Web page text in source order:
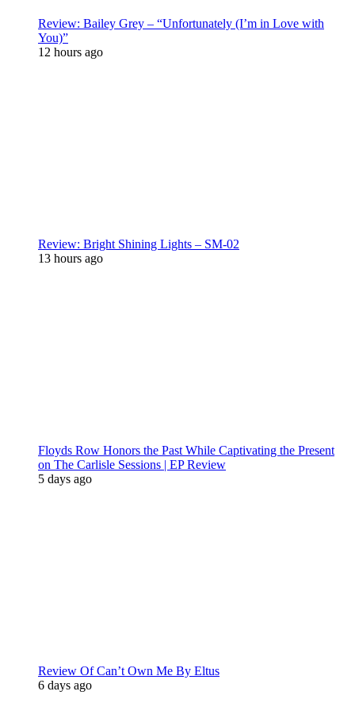
Review: Bailey Grey – “Unfortunately (I’m in Love with
You)”
12 hours ago
Review: Bright Shining Lights – SM-02
13 hours ago
Floyds Row Honors the Past While Captivating the Present
on The Carlisle Sessions | EP Review
5 days ago
Review Of Can’t Own Me By Eltus
6 days ago